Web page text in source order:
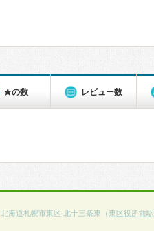
★の数 レビュー数
北海道札幌市東区 北十三条東（東区役所前駅